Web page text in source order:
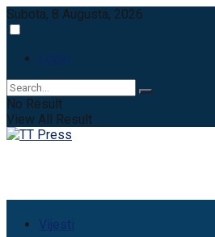
Subota, 8 Augusta, 2026
Login
No Result
View All Result
Vijesti